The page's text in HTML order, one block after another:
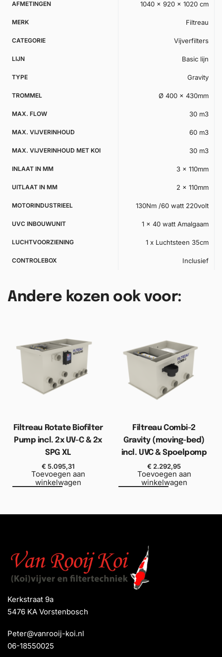
AFMETINGEN 1040 × 920 × 1020 cm
MERK Filtreau
CATEGORIE Vijverfilters
LIJN Basic lijn
TYPE Gravity
TROMMEL Ø 400 x 430mm
MAX. FLOW 30 m3
MAX. VIJVERINHOUD 60 m3
MAX. VIJVERINHOUD MET KOI 30 m3
INLAAT IN MM 3 x 110mm
UITLAAT IN MM 2 x 110mm
MOTORINDUSTRIEEL 130Nm /60 watt 220volt
UVC INBOUWUNIT 1 x 40 watt Amalgaam
LUCHTVOORZIENING 1 x Luchtsteen 35cm
CONTROLEBOX Inclusief
Andere kozen ook voor:
Filtreau Rotate Biofilter
Pump incl. 2x UV-C & 2x
SPG XL
€ 5.095,31
Toevoegen aan
winkelwagen
Filtreau Combi-2
Gravity (moving-bed)
incl. UVC & Spoelpomp
€ 2.292,95
Toevoegen aan
winkelwagen
Kerkstraat 9a
5476 KA Vorstenbosch
Peter@vanrooij-koi.nl
06-18550025